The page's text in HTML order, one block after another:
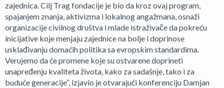
zajednica. Cilj Trag fondacije je bio da kroz ovaj program,
spajanjem znanja, aktivizma i lokalnog angažmana, osnaži
organizacije civilnog društva i mlade istraživače da pokreću
inicijative koje menjaju zajednice na bolje i doprinose
usklađivanju domaćih politika sa evropskim standardima.
Verujemo da će promene koje su ostvarene doprineti
unapređenju kvaliteta života, kako za sadašnje, tako i za
buduće generacije“, izjavio je otvarajući konferenciju Damjan